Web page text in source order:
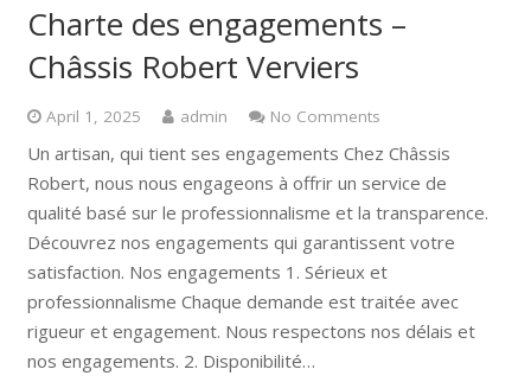
Charte des engagements –
Châssis Robert Verviers
April 1, 2025 admin No Comments
Un artisan, qui tient ses engagements Chez Châssis
Robert, nous nous engageons à offrir un service de
qualité basé sur le professionnalisme et la transparence.
Découvrez nos engagements qui garantissent votre
satisfaction. Nos engagements 1. Sérieux et
professionnalisme Chaque demande est traitée avec
rigueur et engagement. Nous respectons nos délais et
nos engagements. 2. Disponibilité…